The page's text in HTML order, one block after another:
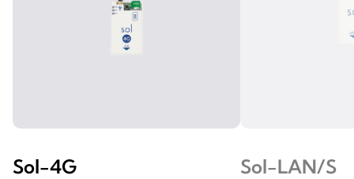
Sol-4G Sol-LAN/S